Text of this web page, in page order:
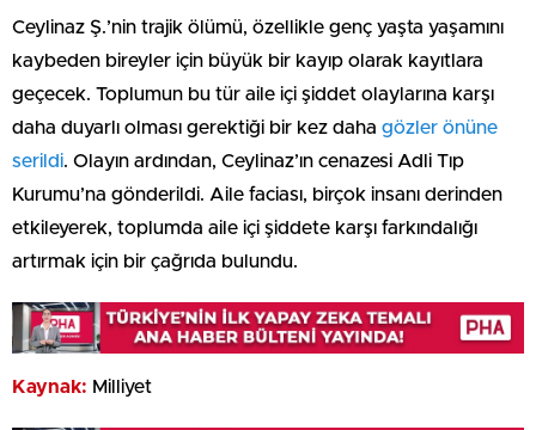
Ceylinaz Ş.’nin trajik ölümü, özellikle genç yaşta yaşamını
kaybeden bireyler için büyük bir kayıp olarak kayıtlara
geçecek. Toplumun bu tür aile içi şiddet olaylarına karşı
daha duyarlı olması gerektiği bir kez daha gözler önüne
serildi. Olayın ardından, Ceylinaz’ın cenazesi Adli Tıp
Kurumu’na gönderildi. Aile faciası, birçok insanı derinden
etkileyerek, toplumda aile içi şiddete karşı farkındalığı
artırmak için bir çağrıda bulundu.
Kaynak: Milliyet